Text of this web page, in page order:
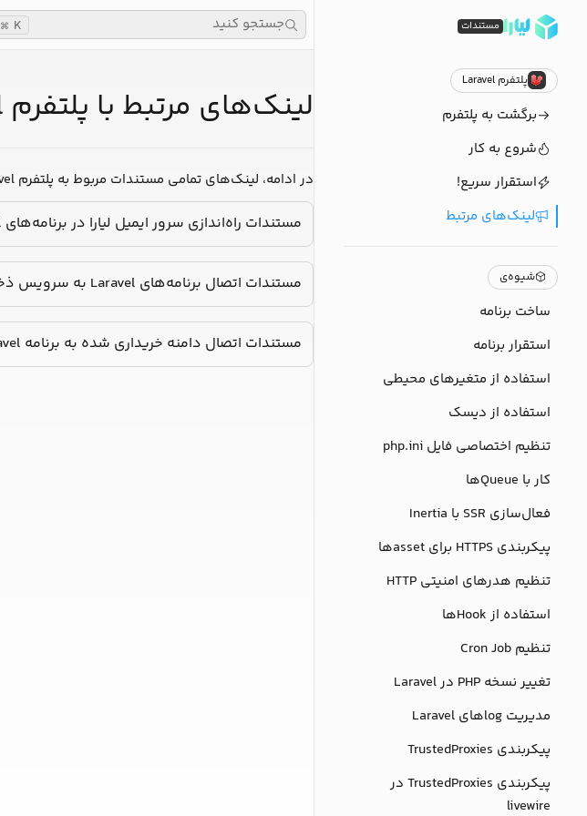
مستندات
پلتفرم Laravel
برگشت به پلتفرم
شروع به کار
استقرار سریع!
لینک‌های مرتبط
شیوه‌ی
ساخت برنامه
استقرار برنامه
استفاده از متغیرهای محیطی
استفاده از دیسک
تنظیم اختصاصی فایل php.ini
کار با Queueها
فعال‌سازی SSR با Inertia
پیکربندی HTTPS برای assetها
تنظیم هدرهای امنیتی HTTP
استفاده از Hookها
تنظیم Cron Job
تغییر نسخه PHP در Laravel
مدیریت logهای Laravel
پیکربندی TrustedProxies
پیکربندی TrustedProxies در
livewire
لینک‌های مرتبط با پلتفرم Laravel
در ادامه، لینک‌های تمامی مستندات مربوط به پلتفرم Laravel برای شما قرار گرفته است تا بتوانید بیش از پیش، برنامه‌تان را بهینه‌تر و سریع‌تر توسعه دهید:
مستندات راه‌اندازی سرور ایمیل لیارا در برنامه‌های Laravel
مستندات اتصال برنامه‌های Laravel به سرویس ذخیره‌سازی ابری لیارا
مستندات اتصال دامنه خریداری شده به برنامه Laravel با سامانه مدیریت دامنه لیارا
جستجو کنید K
⌘